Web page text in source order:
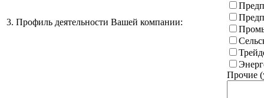
3. Профиль деятельности Вашей компании:
Прочие